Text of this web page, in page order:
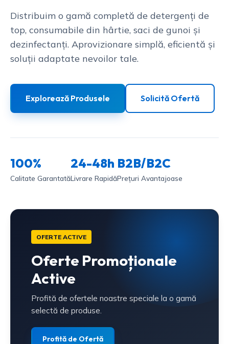
Distribuim o gamă completă de detergenți de
top, consumabile din hârtie, saci de gunoi și
dezinfectanți. Aprovizionare simplă, eficientă și
soluții adaptate nevoilor tale.
Explorează Produsele Solicită Ofertă
100%
Calitate Garantată
24-48h
Livrare Rapidă
B2B/B2C
Prețuri Avantajoase
OFERTE ACTIVE
Oferte Promoționale
Active
Profită de ofertele noastre speciale la o gamă
selectă de produse.
Profită de Ofertă